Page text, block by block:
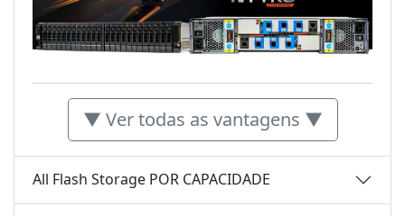
▼ Ver todas as vantagens ▼
All Flash Storage POR CAPACIDADE